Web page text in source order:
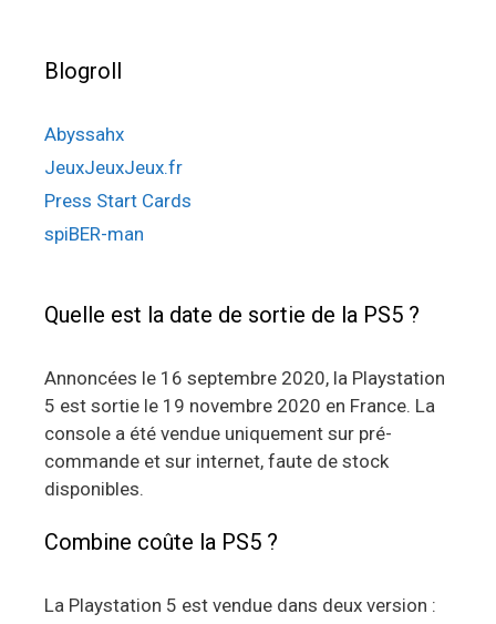
Blogroll
Abyssahx
JeuxJeuxJeux.fr
Press Start Cards
spiBER-man
Quelle est la date de sortie de la PS5 ?
Annoncées le 16 septembre 2020, la Playstation
5 est sortie le 19 novembre 2020 en France. La
console a été vendue uniquement sur pré-
commande et sur internet, faute de stock
disponibles.
Combine coûte la PS5 ?
La Playstation 5 est vendue dans deux version :